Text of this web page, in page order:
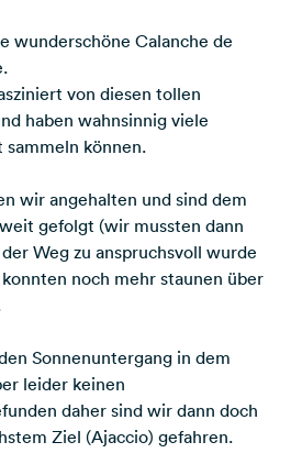
wunderschöne Calanche de
von diesen tollen
haben wahnsinnig viele
sammeln können.
wir angehalten und sind dem
gefolgt (wir mussten dann
Weg zu anspruchsvoll wurde
noch mehr staunen über
Sonnenuntergang in dem
leider keinen
daher sind wir dann doch
Ziel (Ajaccio) gefahren.